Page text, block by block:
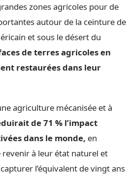
zones agricoles pour de
autour de la ceinture de
et sous le désert du
de terres agricoles en
restaurées dans leur
agriculture mécanisée et à
de 71 % l’impact
dans le monde, en
à leur état naturel et
l’équivalent de vingt ans